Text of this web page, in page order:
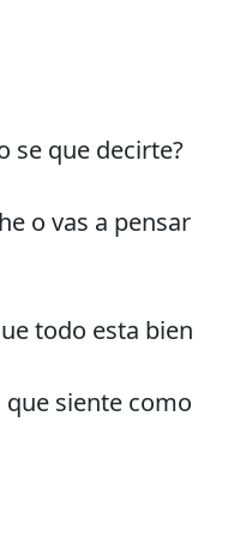
se que decirte?
o vas a pensar
todo esta bien
siente como